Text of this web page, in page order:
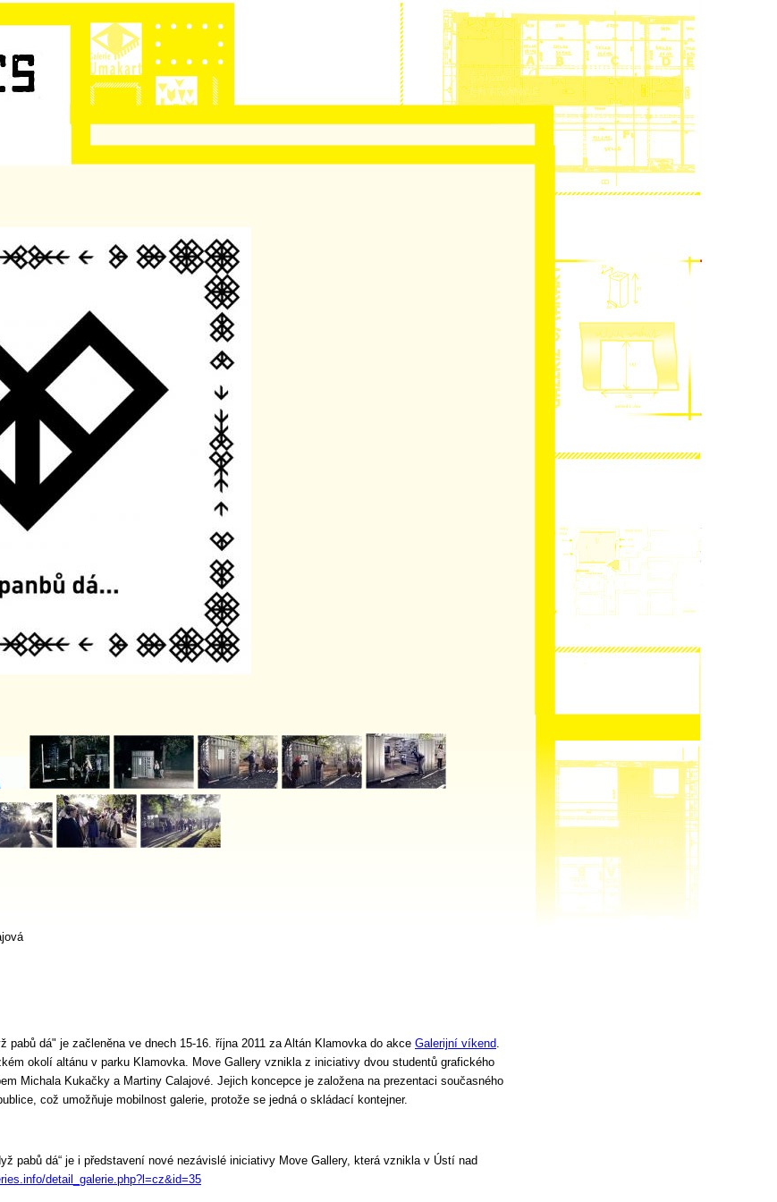
pabů dá" je začleněna ve dnech 15-16. října 2011 za Altán Klamovka do akce Galerijní víkend
okolí altánu v parku Klamovka. Move Gallery vznikla z iniciativy dvou studentů grafického
Michala Kukačky a Martiny Calajové. Jejich koncepce je založena na prezentaci současného
což umožňuje mobilnost galerie, protože se jedná o skládací kontejner.
pabů dá“ je i představení nové nezávislé iniciativy Move Gallery, která vznikla v Ústí nad
detail_galerie.php?l=cz&id=35